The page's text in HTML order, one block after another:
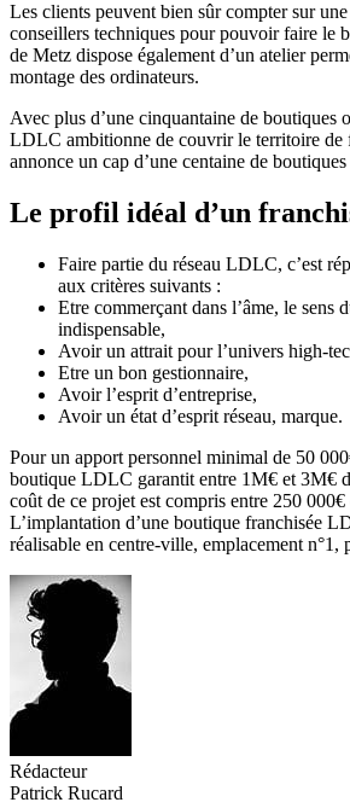
Les clients peuvent bien sûr compter sur
conseillers techniques pour pouvoir faire le
de Metz dispose également d’un atelier
montage des ordinateurs.
Avec plus d’une cinquantaine de boutiques
LDLC ambitionne de couvrir le territoire de
annonce un cap d’une centaine de
Le profil idéal d’un
Faire partie du réseau LDLC, c’est
aux critères suivants :
Etre commerçant dans l’âme, le sens
indispensable,
Avoir un attrait pour l’univers high-
Etre un bon gestionnaire,
Avoir l’esprit d’entreprise,
Avoir un état d’esprit réseau, marque.
Pour un apport personnel minimal de 50
boutique LDLC garantit entre 1M€ et 3M€
coût de ce projet est compris entre 250
L’implantation d’une boutique franchisée
réalisable en centre-ville, emplacement n°1,
Rédacteur
Patrick Rucard